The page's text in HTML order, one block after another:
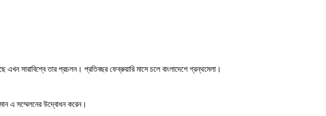
এখন সারাবিশ্বে তার প্রচলন। প্রতিবছর ফেব্রুয়ারি মাসে চলে বাংলাদেশে গ্রন্থমেলা।
এ সম্মেলনের উদ্বোধন করেন।